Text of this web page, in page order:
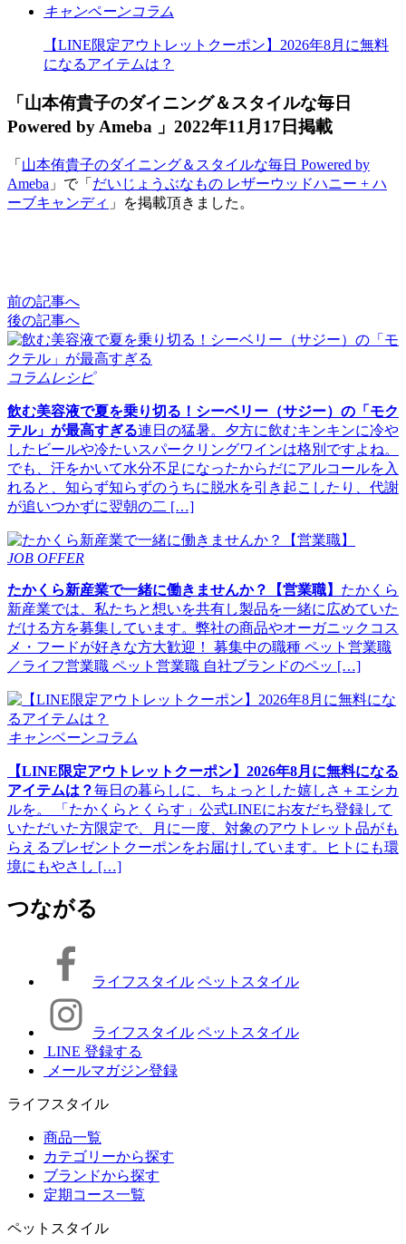
キャンペーンコラム
【LINE限定アウトレットクーポン】2026年8月に無料
になるアイテムは？
「山本侑貴子のダイニング＆スタイルな毎日
Powered by Ameba 」2022年11月17日掲載
「 山本侑貴子のダイニング＆スタイルな毎日 Powered by
Ameba 」で「 だいじょうぶなもの レザーウッドハニー + ハ
ーブキャンディ 」を掲載頂きました。
前の記事へ
後の記事へ
コラムレシピ
飲む美容液で夏を乗り切る！シーベリー（サジー）の「モク
テル」が最高すぎる連日の猛暑。夕方に飲むキンキンに冷や
したビールや冷たいスパークリングワインは格別ですよね。
でも、汗をかいて水分不足になったからだにアルコールを入
れると、知らず知らずのうちに脱水を引き起こしたり、代謝
が追いつかずに翌朝の二 […]
JOB OFFER
たかくら新産業で一緒に働きませんか？【営業職】 たかくら
新産業では、私たちと想いを共有し製品を一緒に広めていた
だける方を募集しています。弊社の商品やオーガニックコス
メ・フードが好きな方大歓迎！ 募集中の職種 ペット営業職
／ライフ営業職 ペット営業職 自社ブランドのペッ […]
キャンペーンコラム
【LINE限定アウトレットクーポン】2026年8月に無料になる
アイテムは？毎日の暮らしに、ちょっとした嬉しさ＋エシカ
ルを。 「たかくらとくらす」公式LINEにお友だち登録して
いただいた方限定で、月に一度、対象のアウトレット品がも
らえるプレゼントクーポンをお届けしています。ヒトにも環
境にもやさし […]
つながる
ライフスタイル ペットスタイル
ライフスタイル ペットスタイル
LINE 登録する
メールマガジン登録
ライフスタイル
商品一覧
カテゴリーから探す
ブランドから探す
定期コース一覧
ペットスタイル